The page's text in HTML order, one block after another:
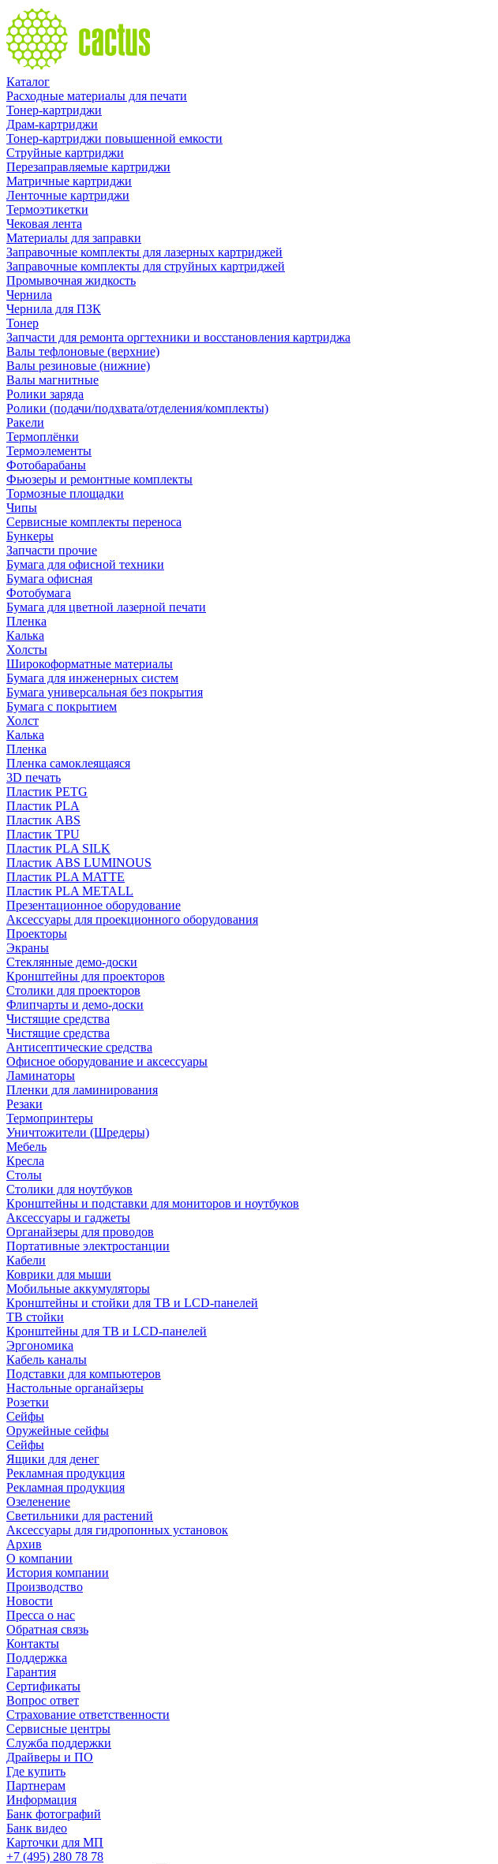
Каталог
Расходные материалы для печати
Тонер-картриджи
Драм-картриджи
Тонер-картриджи повышенной емкости
Струйные картриджи
Перезаправляемые картриджи
Матричные картриджи
Ленточные картриджи
Термоэтикетки
Чековая лента
Материалы для заправки
Заправочные комплекты для лазерных картриджей
Заправочные комплекты для струйных картриджей
Промывочная жидкость
Чернила
Чернила для ПЗК
Тонер
Запчасти для ремонта оргтехники и восстановления картриджа
Валы тефлоновые (верхние)
Валы резиновые (нижние)
Валы магнитные
Ролики заряда
Ролики (подачи/подхвата/отделения/комплекты)
Ракели
Термоплёнки
Термоэлементы
Фотобарабаны
Фьюзеры и ремонтные комплекты
Тормозные площадки
Чипы
Сервисные комплекты переноса
Бункеры
Запчасти прочие
Бумага для офисной техники
Бумага офисная
Фотобумага
Бумага для цветной лазерной печати
Пленка
Калька
Холсты
Широкоформатные материалы
Бумага для инженерных систем
Бумага универсальная без покрытия
Бумага с покрытием
Холст
Калька
Пленка
Пленка самоклеящаяся
3D печать
Пластик PETG
Пластик PLA
Пластик ABS
Пластик TPU
Пластик PLA SILK
Пластик ABS LUMINOUS
Пластик PLA MATTE
Пластик PLA METALL
Презентационное оборудование
Аксессуары для проекционного оборудования
Проекторы
Экраны
Стеклянные демо-доски
Кронштейны для проекторов
Столики для проекторов
Флипчарты и демо-доски
Чистящие средства
Чистящие средства
Антисептические средства
Офисное оборудование и аксессуары
Ламинаторы
Пленки для ламинирования
Резаки
Термопринтеры
Уничтожители (Шредеры)
Мебель
Кресла
Столы
Столики для ноутбуков
Кронштейны и подставки для мониторов и ноутбуков
Аксессуары и гаджеты
Органайзеры для проводов
Портативные электростанции
Кабели
Коврики для мыши
Мобильные аккумуляторы
Кронштейны и стойки для ТВ и LCD-панелей
ТВ стойки
Кронштейны для ТВ и LCD-панелей
Эргономика
Кабель каналы
Подставки для компьютеров
Настольные органайзеры
Розетки
Сейфы
Оружейные сейфы
Сейфы
Ящики для денег
Рекламная продукция
Рекламная продукция
Озеленение
Светильники для растений
Аксессуары для гидропонных установок
Архив
О компании
История компании
Производство
Новости
Пресса о нас
Обратная связь
Контакты
Поддержка
Гарантия
Сертификаты
Вопрос ответ
Страхование ответственности
Сервисные центры
Служба поддержки
Драйверы и ПО
Где купить
Партнерам
Информация
Банк фотографий
Банк видео
Карточки для МП
+7 (495) 280 78 78